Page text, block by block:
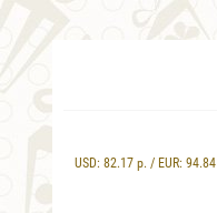
USD: 82.17 р. / EUR: 94.84